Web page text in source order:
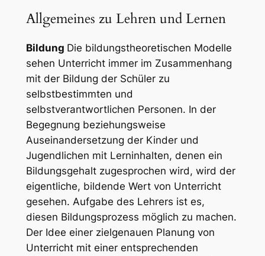
Allgemeines zu Lehren und Lernen
Bildung Die bildungstheoretischen Modelle
sehen Unterricht immer im Zusammenhang
mit der Bildung der Schüler zu
selbstbestimmten und
selbstverantwortlichen Personen. In der
Begegnung beziehungsweise
Auseinandersetzung der Kinder und
Jugendlichen mit Lerninhalten, denen ein
Bildungsgehalt zugesprochen wird, wird der
eigentliche, bildende Wert von Unterricht
gesehen. Aufgabe des Lehrers ist es,
diesen Bildungsprozess möglich zu machen.
Der Idee einer zielgenauen Planung von
Unterricht mit einer entsprechenden